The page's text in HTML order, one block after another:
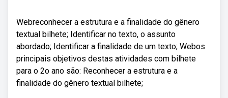
Webreconhecer a estrutura e a finalidade do gênero
textual bilhete; Identificar no texto, o assunto
abordado; Identificar a finalidade de um texto; Webos
principais objetivos destas atividades com bilhete
para o 2o ano são: Reconhecer a estrutura e a
finalidade do gênero textual bilhete;